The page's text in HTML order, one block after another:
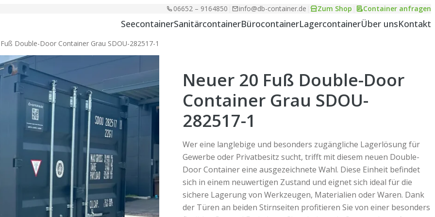
06652 – 9164850 info@db-container.de Zum Shop Container anfragen
SeecontainerSanitärcontainerBürocontainerLagercontainerÜber unsKontakt
Double-Door Container Grau SDOU-282517-1
Neuer 20 Fuß Double-Door
Container Grau SDOU-
282517-1
Wer eine langlebige und besonders zugängliche Lagerlösung für
Gewerbe oder Privatbesitz sucht, trifft mit diesem neuen Double-
Door Container eine ausgezeichnete Wahl. Diese Einheit befindet
sich in einem neuwertigen Zustand und eignet sich ideal für die
sichere Lagerung von Werkzeugen, Materialien oder Waren. Dank
der Türen an beiden Stirnseiten profitieren Sie von einer besonders